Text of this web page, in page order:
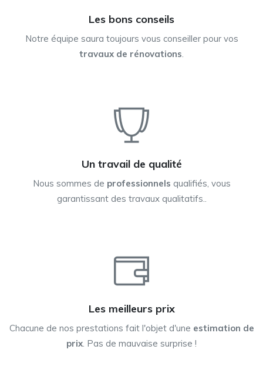
Les bons conseils
Notre équipe saura toujours vous conseiller pour vos
travaux de rénovations
Un travail de qualité
Nous sommes de professionnels qualifiés, vous
garantissant des travaux qualitatifs..
Les meilleurs prix
Chacune de nos prestations fait l'objet d'une estimation de
prix . Pas de mauvaise surprise !